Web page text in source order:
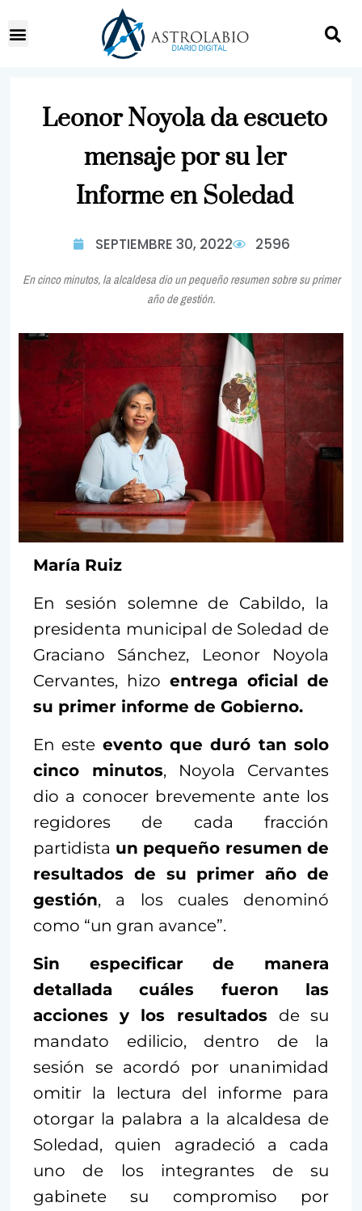
Leonor Noyola da escueto
mensaje por su 1er
Informe en Soledad
SEPTIEMBRE 30, 2022 2596
En cinco minutos, la alcaldesa dio un pequeño resumen sobre su primer
año de gestión.
María Ruiz
En sesión solemne de Cabildo, la
presidenta municipal de Soledad de
Graciano Sánchez, Leonor Noyola
Cervantes, hizo entrega oficial de
su primer informe de Gobierno.
En este evento que duró tan solo
cinco minutos, Noyola Cervantes
dio a conocer brevemente ante los
regidores de cada fracción
partidista un pequeño resumen de
resultados de su primer año de
gestión, a los cuales denominó
como “un gran avance”.
Sin especificar de manera
detallada cuáles fueron las
acciones y los resultados de su
mandato edilicio, dentro de la
sesión se acordó por unanimidad
omitir la lectura del informe para
otorgar la palabra a la alcaldesa de
Soledad, quien agradeció a cada
uno de los integrantes de su
gabinete su compromiso por